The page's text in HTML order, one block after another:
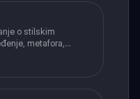
o stilskim
metafora,
aliteracija i
ulogu u tekstu.